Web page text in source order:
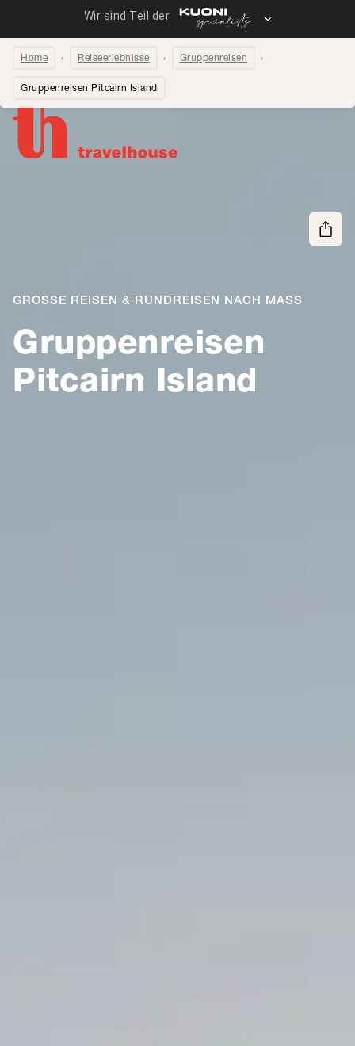
Home Reiseerlebnisse Gruppenreisen
Gruppenreisen Pitcairn Island
Gruppenreisen
Pitcairn Island
GROSSE REISEN & RUNDREISEN NACH MASS